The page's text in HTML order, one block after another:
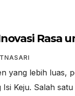
Rasa
yang lebih luas,
Keju. Salah